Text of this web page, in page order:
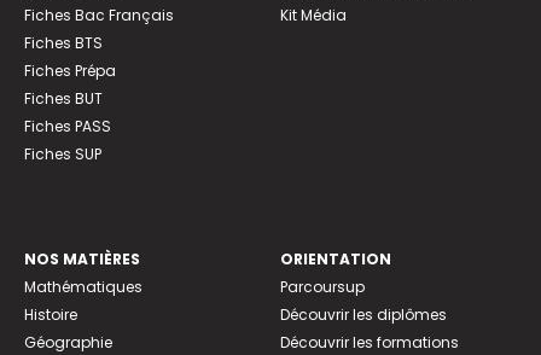
Fiches Bac Français
Fiches BTS
Fiches Prépa
Fiches BUT
Fiches PASS
Fiches SUP
Kit Média
NOS MATIÈRES
Mathématiques
Histoire
Géographie
ORIENTATION
Parcoursup
Découvrir les diplômes
Découvrir les formations